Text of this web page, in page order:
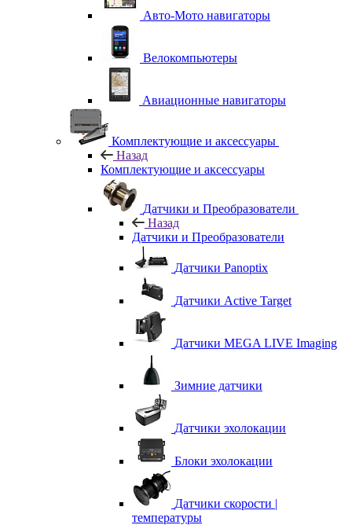
Авто-Мото навигаторы
Велокомпьютеры
Авиационные навигаторы
Комплектующие и аксессуары
Назад
Комплектующие и аксессуары
Датчики и Преобразователи
Назад
Датчики и Преобразователи
Датчики Panoptix
Датчики Active Target
Датчики MEGA LIVE Imaging
Зимние датчики
Датчики эхолокации
Блоки эхолокации
Датчики скорости |
температуры